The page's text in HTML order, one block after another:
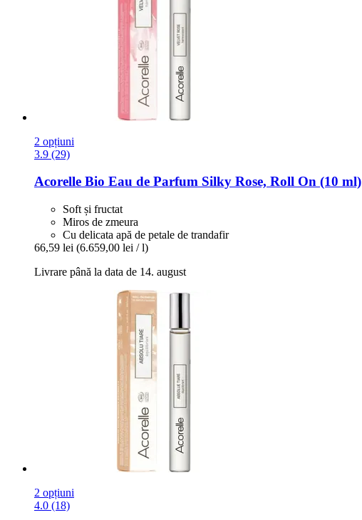
2 opțiuni
3.9 (29)
Acorelle Bio Eau de Parfum Silky Rose, Roll On (10 ml)
Soft și fructat
Miros de zmeura
Cu delicata apă de petale de trandafir
66,59 lei (6.659,00 lei / l)
Livrare până la data de 14. august
2 opțiuni
4.0 (18)